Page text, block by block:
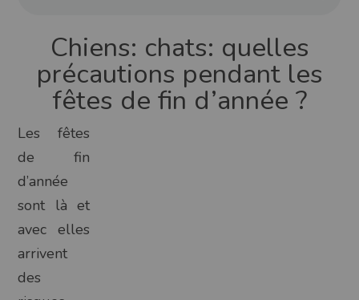
Chiens: chats: quelles
précautions pendant les
fêtes de fin d’année ?
Les fêtes
de fin
d’année
sont là et
avec elles
arrivent
des